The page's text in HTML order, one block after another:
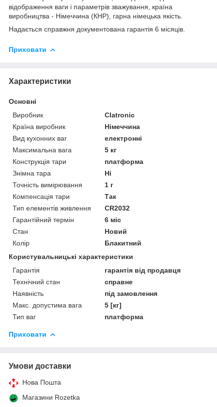
відображення ваги і параметрів зважування, країна
виробництва - Німеччина (КНР), гарна німецька якість.
Надається справжня документована гарантія 6 місяців.
Приховати
Характеристики
Основні
Виробник
Clatronic
Країна виробник
Німеччина
Вид кухонних ваг
електронні
Максимальна вага
5 кг
Конструкція тари
платформа
Знімна тара
Ні
Точність вимірювання
1 г
Компенсація тари
Так
Тип елементів живлення
CR2032
Гарантійний термін
6 міс
Стан
Новий
Колір
Блакитний
Користувальницькі характеристики
Гарантія
гарантія від продавця
Технічний стан
справне
Наявність
під замовлення
Макс. допустима вага
5 [кг]
Тип ваг
платформа
Приховати
Умови доставки
Нова Пошта
Магазини Rozetka